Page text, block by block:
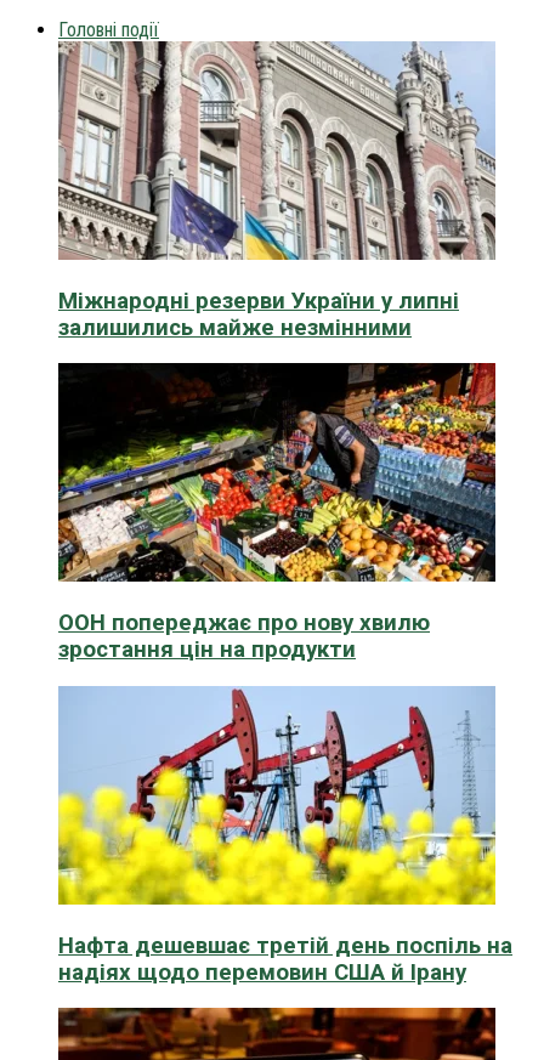
Головні події
Міжнародні резерви України у липні
залишились майже незмінними
ООН попереджає про нову хвилю
зростання цін на продукти
Нафта дешевшає третій день поспіль на
надіях щодо перемовин США й Ірану